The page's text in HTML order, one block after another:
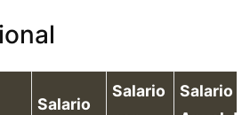
Salario
Salario
Salario